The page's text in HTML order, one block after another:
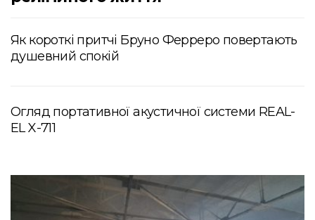
Як короткі притчі Бруно Ферреро повертають
душевний спокій
Огляд портативної акустичної системи REAL-
EL X-711